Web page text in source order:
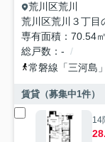
荒川区荒川
荒川区荒川３丁目
専有面積
70.54㎡
総戸数
-
常磐線 「三河島
賃貸（募集中1件）
14